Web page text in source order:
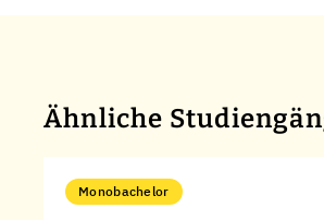
Ähnliche
Monobachelor